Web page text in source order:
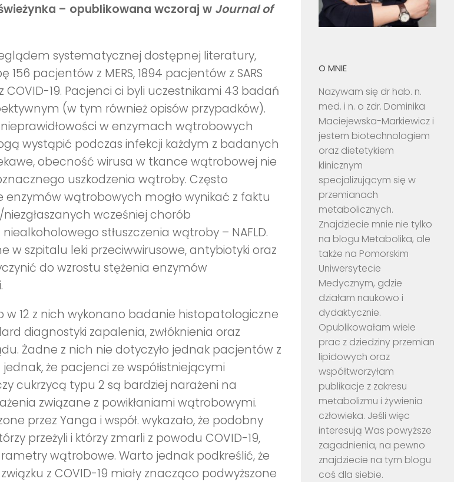
– opublikowana wczoraj w Journal of
systematycznej dostępnej literatury,
156 pacjentów z MERS, 1894 pacjentów z SARS
COVID-19. Pacjenci ci byli uczestnikami 43 badań
(w tym również opisów przypadków).
w enzymach wątrobowych
wystąpić podczas infekcji każdym z badanych
obecność wirusa w tkance wątrobowej nie
uszkodzenia wątroby. Często
enzymów wątrobowych mogło wynikać z faktu
wcześniej chorób
stłuszczenia wątroby – NAFLD.
w szpitalu leki przeciwwirusowe, antybiotyki oraz
do wzrostu stężenia enzymów
w 12 z nich wykonano badanie histopatologiczne
diagnostyki zapalenia, zwłóknienia oraz
Żadne z nich nie dotyczyło jednak pacjentów z
jednak, że pacjenci ze współistniejącymi
cukrzycą typu 2 są bardziej narażeni na
związane z powikłaniami wątrobowymi.
przez Yanga i współ. wykazało, że podobny
przeżyli i którzy zmarli z powodu COVID-19,
wątrobowe. Warto jednak podkreślić, że
z COVID-19 miały znacząco podwyższone
O MNIE
Nazywam się dr hab. n.
med. i n. o zdr. Dominika
Maciejewska-Markiewicz i
jestem biotechnologiem
oraz dietetykiem
klinicznym
specjalizującym się w
przemianach
metabolicznych.
Znajdziecie mnie nie tylko
na blogu Metabolika, ale
także na Pomorskim
Uniwersytecie
Medycznym, gdzie
działam naukowo i
dydaktycznie.
Opublikowałam wiele
prac z dziedziny przemian
lipidowych oraz
współtworzyłam
publikacje z zakresu
metabolizmu i żywienia
człowieka. Jeśli więc
interesują Was powyższe
zagadnienia, na pewno
znajdziecie na tym blogu
coś dla siebie.